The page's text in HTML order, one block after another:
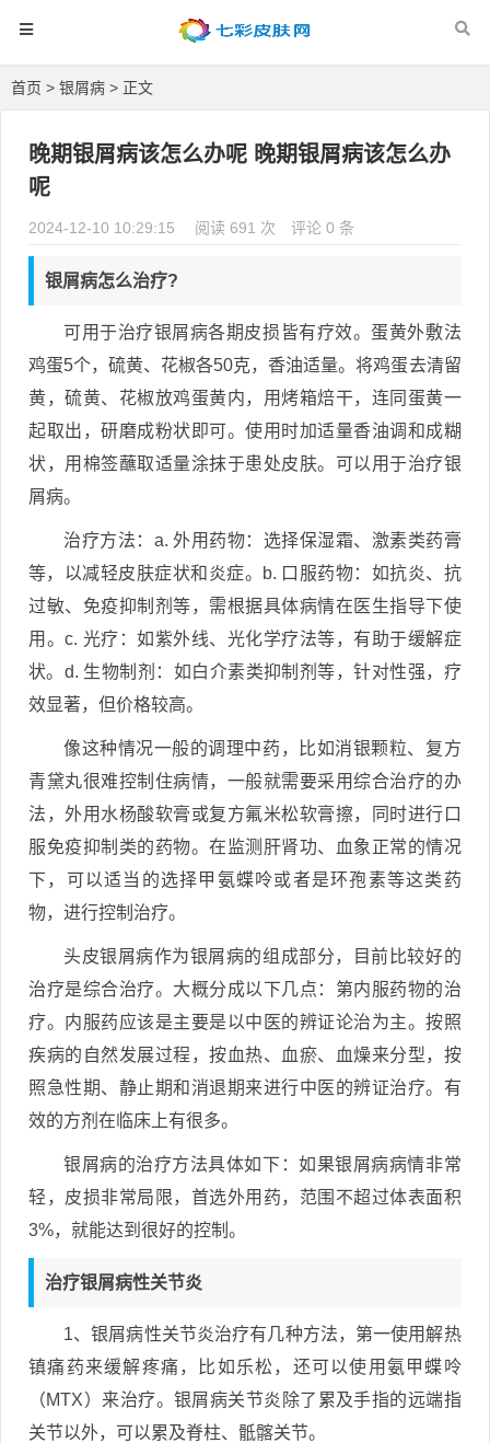
首页 > 银屑病 > 正文
晚期银屑病该怎么办呢 晚期银屑病该怎么办
呢
2024-12-10 10:29:15 阅读 691 次 评论 0 条
银屑病怎么治疗?
可用于治疗银屑病各期皮损皆有疗效。蛋黄外敷法
鸡蛋5个，硫黄、花椒各50克，香油适量。将鸡蛋去清留
黄，硫黄、花椒放鸡蛋黄内，用烤箱焙干，连同蛋黄一
起取出，研磨成粉状即可。使用时加适量香油调和成糊
状，用棉签蘸取适量涂抹于患处皮肤。可以用于治疗银
屑病。
治疗方法：a. 外用药物：选择保湿霜、激素类药膏
等，以减轻皮肤症状和炎症。b. 口服药物：如抗炎、抗
过敏、免疫抑制剂等，需根据具体病情在医生指导下使
用。c. 光疗：如紫外线、光化学疗法等，有助于缓解症
状。d. 生物制剂：如白介素类抑制剂等，针对性强，疗
效显著，但价格较高。
像这种情况一般的调理中药，比如消银颗粒、复方
青黛丸很难控制住病情，一般就需要采用综合治疗的办
法，外用水杨酸软膏或复方氟米松软膏擦，同时进行口
服免疫抑制类的药物。在监测肝肾功、血象正常的情况
下，可以适当的选择甲氨蝶呤或者是环孢素等这类药
物，进行控制治疗。
头皮银屑病作为银屑病的组成部分，目前比较好的
治疗是综合治疗。大概分成以下几点：第内服药物的治
疗。内服药应该是主要是以中医的辨证论治为主。按照
疾病的自然发展过程，按血热、血瘀、血燥来分型，按
照急性期、静止期和消退期来进行中医的辨证治疗。有
效的方剂在临床上有很多。
银屑病的治疗方法具体如下：如果银屑病病情非常
轻，皮损非常局限，首选外用药，范围不超过体表面积
3%，就能达到很好的控制。
治疗银屑病性关节炎
1、银屑病性关节炎治疗有几种方法，第一使用解热
镇痛药来缓解疼痛，比如乐松，还可以使用氨甲蝶呤
（MTX）来治疗。银屑病关节炎除了累及手指的远端指
关节以外，可以累及脊柱、骶髂关节。